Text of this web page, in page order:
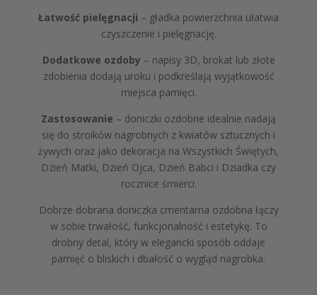
Łatwość pielęgnacji – gładka powierzchnia ułatwia
czyszczenie i pielęgnację.
Dodatkowe ozdoby – napisy 3D, brokat lub złote
zdobienia dodają uroku i podkreślają wyjątkowość
miejsca pamięci.
Zastosowanie – doniczki ozdobne idealnie nadają
się do stroików nagrobnych z kwiatów sztucznych i
żywych oraz jako dekoracja na Wszystkich Świętych,
Dzień Matki, Dzień Ojca, Dzień Babci i Dziadka czy
rocznice śmierci.
Dobrze dobrana doniczka cmentarna ozdobna łączy
w sobie trwałość, funkcjonalność i estetykę. To
drobny detal, który w elegancki sposób oddaje
pamięć o bliskich i dbałość o wygląd nagrobka.